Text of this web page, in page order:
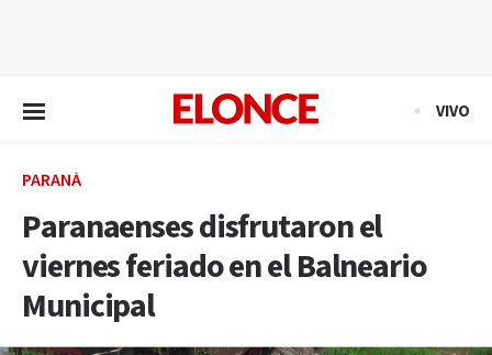
VIVO
PARANÁ
Paranaenses disfrutaron el
viernes feriado en el Balneario
Municipal